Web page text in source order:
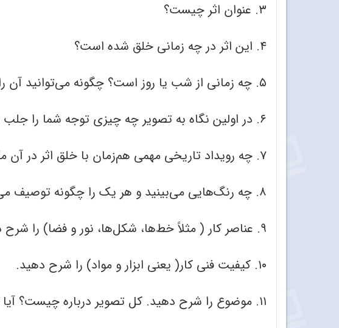
۳. عنوان اثر چیست؟
۴. این اثر در چه زمانی خلق شده است؟
۵. چه زمانی از شب یا روز است؟ چگونه می‌توانید آن را بیان کنید؟
۶. در اولین نگاه به تصویر چه چیزی توجه شما را جلب می‌کند؟
۷. چه رویداد تاریخی مهمی هم‌زمان با خلق اثر در آن مکان وجود داشته و چگونه در نحوه خلق این اثر دخالت داشته است؟
۸. چه رنگ‌هایی می‌بینید و هر یک را چگونه توصیف می‌کنید؟
۹. عناصر کار ( مثلاً خط‌ها، شکل‌ها، نور و فضا) را شرح دهید.
۱۰. کیفیت فنی کار( یعنی ابزار و مواد) را شرح دهید.
۱۱. موضوع را شرح دهید. کل تصویر درباره چیست؟ آیا تصویر قابل درک است